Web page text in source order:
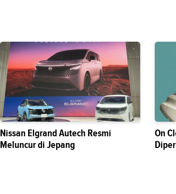
Nissan Elgrand Autech Resmi
Meluncur di Jepang
On